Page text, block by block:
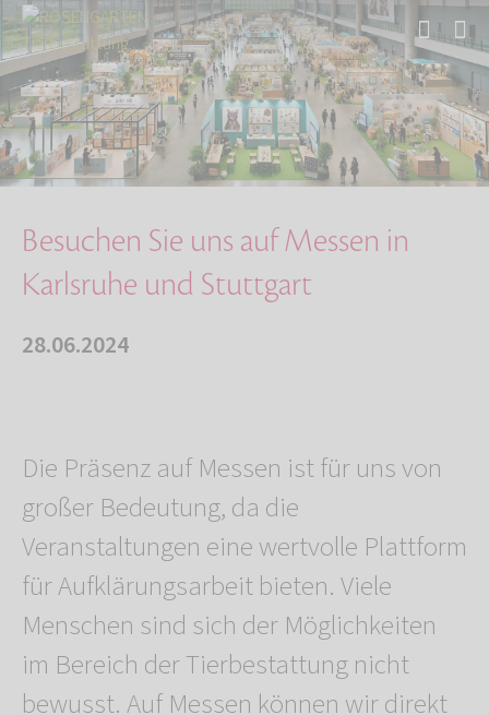
Start Über uns
Aktuelles
Besuchen Sie uns auf Messen in Karlsruhe und …
Besuchen Sie uns auf Messen in
Karlsruhe und Stuttgart
28.06.2024
Die Präsenz auf Messen ist für uns von
großer Bedeutung, da die
Veranstaltungen eine wertvolle Plattform
für Aufklärungsarbeit bieten. Viele
Menschen sind sich der Möglichkeiten
im Bereich der Tierbestattung nicht
bewusst. Auf Messen können wir direkt